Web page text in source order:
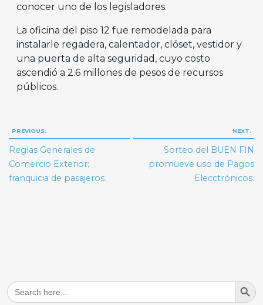
conocer uno de los legisladores.
La oficina del piso 12 fue remodelada para
instalarle regadera, calentador, clóset, vestidor y
una puerta de alta seguridad, cuyo costo
ascendió a 2.6 millones de pesos de recursos
públicos.
Navegación
de
entradas
PREVIOUS:
Reglas Generales de
Comercio Exterior;
franquicia de pasajeros.
NEXT:
Sorteo del BUEN FIN
promueve uso de Pagos
Elecctrónicos.
Search
for:
Search